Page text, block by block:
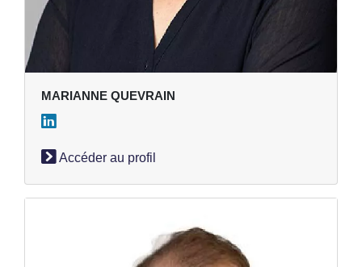
MARIANNE QUEVRAIN
Accéder au profil